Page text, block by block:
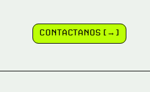
CONTÁCTANOS [→]
CONTÁCTANOS [→]